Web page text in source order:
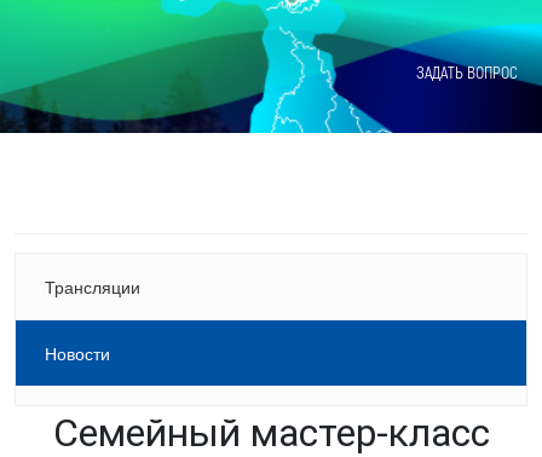
ЗАДАТЬ ВОПРОС
Трансляции
Новости
Семейный мастер-класс